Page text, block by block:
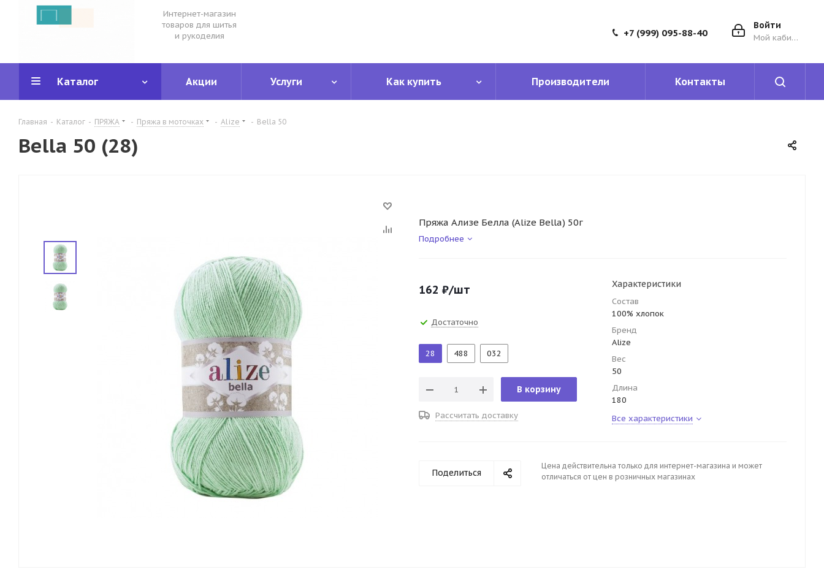
Интернет-магазин
товаров для шитья
и рукоделия
Войти
Мой кабинет
+7 (999) 095-88-40
Каталог Акции Услуги Как купить Производители Контакты
Главная - Каталог - ПРЯЖА - Пряжа в моточках - Alize - Bella 50
Bella 50 (28)
Пряжа Ализе Белла (Alize Bella) 50г
Подробнее
162 ₽/шт
Достаточно
28 488 032
В корзину
Рассчитать доставку
Характеристики
Состав
100% хлопок
Бренд
Alize
Вес
50
Длина
180
Все характеристики
Поделиться
Цена действительна только для интернет-магазина и может
отличаться от цен в розничных магазинах